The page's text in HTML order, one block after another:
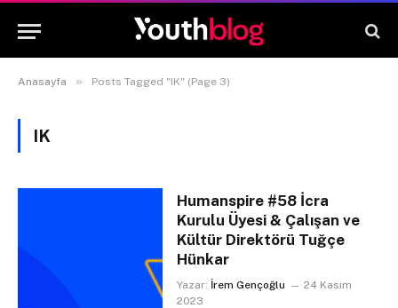
Anasayfa » Posts Tagged "IK" (Page 3)
IK
Humanspire #58 İcra
Kurulu Üyesi & Çalışan ve
Kültür Direktörü Tuğçe
Hünkar
Yazar: İrem Gençoğlu
24 Kasım
2023